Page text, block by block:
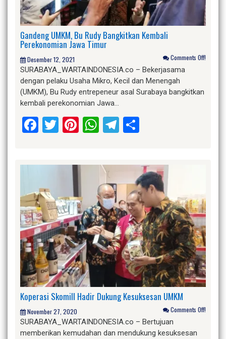
Gandeng UMKM, Bu Rudy Bangkitkan Kembali
Perekonomian Jawa Timur
Desember 12, 2021 Comments Off!
SURABAYA_WARTAINDONESIA.co – Bekerjasama
dengan pelaku Usaha Mikro, Kecil dan Menengah
(UMKM), Bu Rudy entrepeneur asal Surabaya bangkitkan
kembali perekonomian Jawa…
Facebook
Twitter
Pinterest
WhatsApp
Telegram
Koperasi Skomill Hadir Dukung Kesuksesan UMKM
November 27, 2020 Comments Off!
SURABAYA_WARTAINDONESIA.co – Bertujuan
memberikan kemudahan dan mendukung kesuksesan